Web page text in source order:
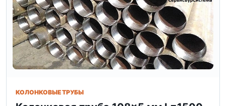
КОЛОНКОВЫЕ ТРУБЫ